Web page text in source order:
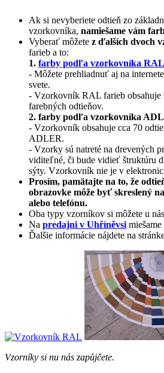
Ak si nevyberiete odtieň zo
vzorkovníka, namiešame vám
Vyberať môžete z ďalších dvoch
farieb a to:
1. farby podľa vzorkovníka RAL
- Môžete prehliadnuť aj na
svete.
- Vzorkovník RAL farieb obsahuje
farebných odtieňov.
2. farby podľa vzorkovníka
- Vzorkovník obsahuje cca 70
ADLER.
- Vzorky sú natreté na drevených
viditeľné, či bude vidieť štruktúru
sýty. Vzorkovník nie je v
Prosím, pamätajte na to, že
obrazovke môže byť skreslený
alebo telefónu.
Oba typy vzorníkov si môžete u nás
Na predajni v Uhříněvsi
Ďalšie informácie nájdete na
Vzorníky si nu nás zapůjčete.